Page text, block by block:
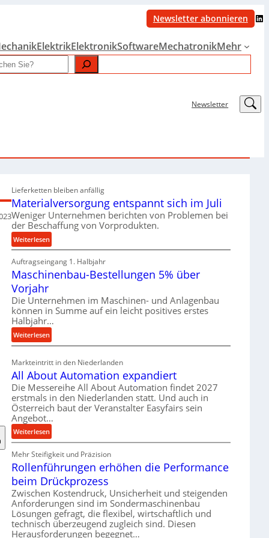
Newsletter abonnieren LinkedIn
ElektrikElektronikSoftwareMechatronikMehr
Newsletter LinkedIn
Lieferketten bleiben anfällig
Materialversorgung entspannt sich im Juli
Weniger Unternehmen berichten von Problemen bei
der Beschaffung von Vorprodukten.
Weiterlesen:
M
a
t
l
v
r
s
o
r
g
u
n
g
e
n
t
p
a
n
n
Auftragseingang 1. Halbjahr
Maschinenbau-Bestellungen 5% über
Vorjahr
Die Unternehmen im Maschinen- und Anlagenbau
können in Summe auf ein leicht positives erstes
Halbjahr…
Weiterlesen:
M
c
h
i
n
e
n
a
u
-
B
e
s
t
Markteintritt in den Niederlanden
All About Automation expandiert
Die Messereihe All About Automation findet 2027
erstmals in den Niederlanden statt. Und auch in
Österreich baut der Veranstalter Easyfairs sein
Angebot…
Weiterlesen:
A
l
l
b
o
u
t
A
Mehr Steifigkeit und Präzision
Rollenführungen erhöhen die Performance
beim Drückprozess
Zwischen Kostendruck, Unsicherheit und steigenden
Anforderungen sind im Sondermaschinenbau
Lösungen gefragt, die flexibel, wirtschaftlich und
technisch überzeugend zugleich sind. Diesen
Herausforderungen begegnet…